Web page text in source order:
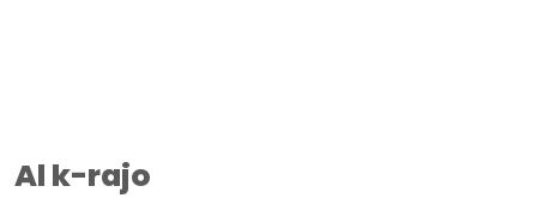
Al k-rajo